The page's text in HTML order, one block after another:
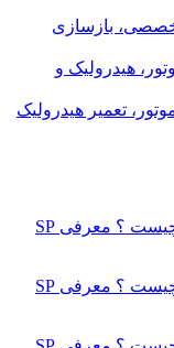
بازسازی
هیدرولیک و
تعمیر هیدرولیک
مینی لودر سنوپارس چیست ؟ معرفی SP
مینی لودر سنوپارس چیست ؟ معرفی SP